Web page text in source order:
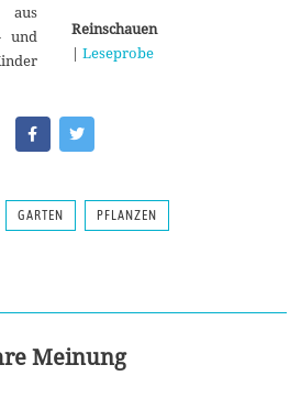
aus
und
Reinschauen
| Leseprobe
GARTEN PFLANZEN
Meinung